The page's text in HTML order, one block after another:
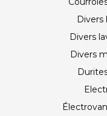
Divers
Divers
Divers